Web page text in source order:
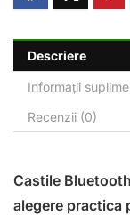
Descriere
Informații
Recenzii (0)
Castile
alegere practica